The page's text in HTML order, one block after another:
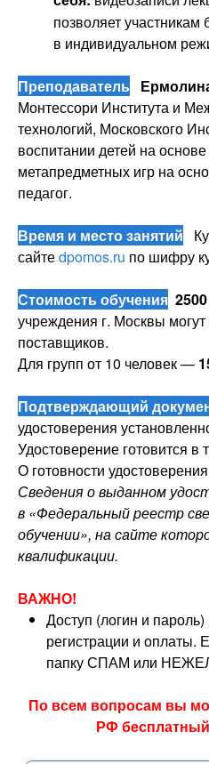
позволяет
в индивидуальном
Преподаватель Е
Монтессори Института и
технологий, Московского
воспитании детей на
метапредметных игр на
педагог.
Время и место занятий
сайтеdpomos.ru по шифру
Стоимость обучения
учреждения г. Москвы
поставщиков.
Для групп от 10 человек —
Подтверждающий
удостоверения
Удостоверение готовится в
О готовности
Сведения о выданном
в «Федеральный реестр
обучении», на сайте
квалификации.
ВАЖНО!
Доступ (логин и
регистрации и оплаты.
папку СПАМ или
По всем вопросам вы
РФ